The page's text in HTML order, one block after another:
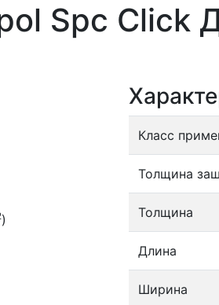
Spc Click
)
Класс
Толщина
Толщина
Длина
Ширина